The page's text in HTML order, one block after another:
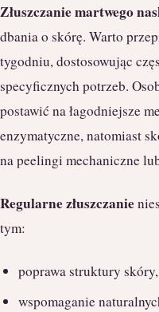
Złuszczanie martwego
dbania o skórę. Warto
tygodniu, dostosowując
specyficznych potrzeb.
postawić na łagodniejsze
enzymatyczne, natomiast
na peelingi mechaniczne
Regularne złuszczanie
tym:
poprawa struktury skóry,
wspomaganie